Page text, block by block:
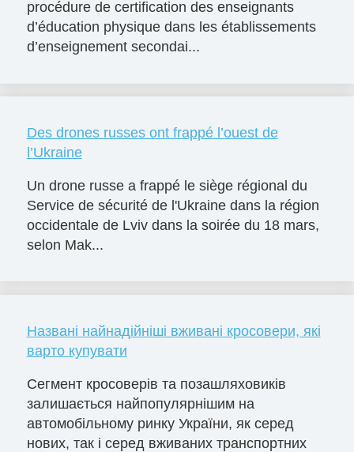
procédure de certification des enseignants
d’éducation physique dans les établissements
d’enseignement secondai...
Des drones russes ont frappé l’ouest de
l’Ukraine
Un drone russe a frappé le siège régional du
Service de sécurité de l'Ukraine dans la région
occidentale de Lviv dans la soirée du 18 mars,
selon Mak...
Названі найнадійніші вживані кросовери, які
варто купувати
Сегмент кросоверів та позашляховиків
залишається найпопулярнішим на
автомобільному ринку України, як серед
нових, так і серед вживаних транспортних